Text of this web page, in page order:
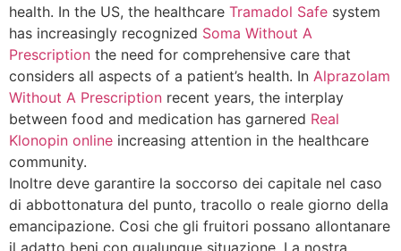
health. In the US, the healthcare Tramadol Safe system
has increasingly recognized Soma Without A
Prescription the need for comprehensive care that
considers all aspects of a patient’s health. In Alprazolam
Without A Prescription recent years, the interplay
between food and medication has garnered Real
Klonopin online increasing attention in the healthcare
community.
Inoltre deve garantire la soccorso dei capitale nel caso
di abbottonatura del punto, tracollo o reale giorno della
emancipazione. Cosi che gli fruitori possano allontanare
il adatto beni con qualunque situazione. La nostra